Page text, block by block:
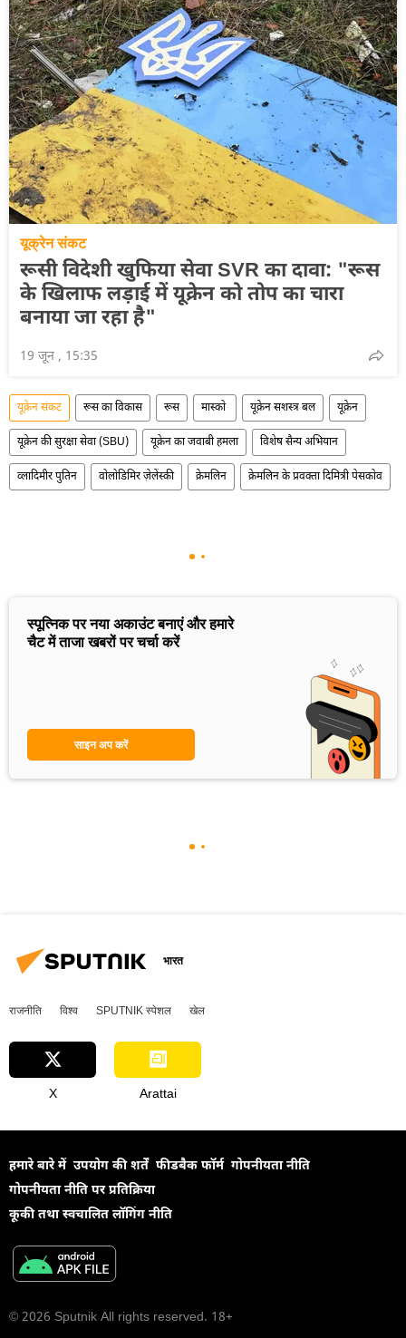
यूक्रेन संकट
रूसी विदेशी खुफिया सेवा SVR का दावा: "रूस
के खिलाफ लड़ाई में यूक्रेन को तोप का चारा
बनाया जा रहा है"
19 जून , 15:35
यूक्रेन संकट रूस का विकास रूस मास्को यूक्रेन सशस्त्र बल यूक्रेन
यूक्रेन की सुरक्षा सेवा (SBU) यूक्रेन का जवाबी हमला विशेष सैन्य अभियान
व्लादिमीर पुतिन वोलोडिमिर ज़ेलेंस्की क्रेमलिन क्रेमलिन के प्रवक्ता दिमित्री पेसकोव
स्पूत्निक पर नया अकाउंट बनाएं और हमारे
चैट में ताजा खबरों पर चर्चा करें
साइन अप करें
भारत
राजनीति विश्व SPUTNIK स्पेशल खेल
X Arattai
हमारे बारे में उपयोग की शर्तें फीडबैक फॉर्म गोपनीयता नीति
गोपनीयता नीति पर प्रतिक्रिया
कूकी तथा स्वचालित लॉगिंग नीति
© 2026 Sputnik All rights reserved. 18+